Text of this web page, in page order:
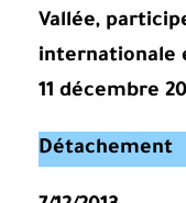
Vallée,
internationale
11 décembre
Détachement